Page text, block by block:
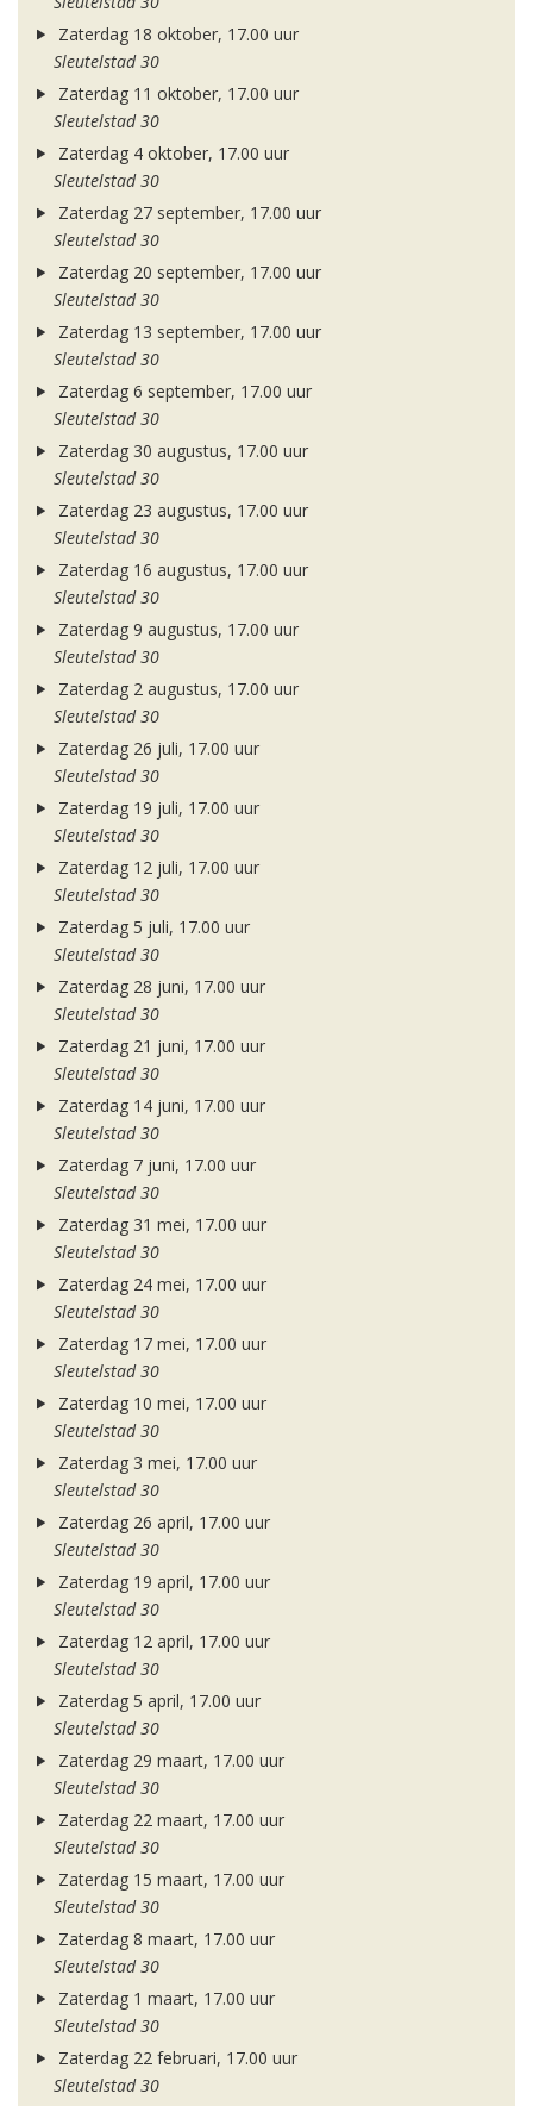
Zaterdag 18 oktober, 17.00 uur
Sleutelstad 30
Zaterdag 11 oktober, 17.00 uur
Sleutelstad 30
Zaterdag 4 oktober, 17.00 uur
Sleutelstad 30
Zaterdag 27 september, 17.00 uur
Sleutelstad 30
Zaterdag 20 september, 17.00 uur
Sleutelstad 30
Zaterdag 13 september, 17.00 uur
Sleutelstad 30
Zaterdag 6 september, 17.00 uur
Sleutelstad 30
Zaterdag 30 augustus, 17.00 uur
Sleutelstad 30
Zaterdag 23 augustus, 17.00 uur
Sleutelstad 30
Zaterdag 16 augustus, 17.00 uur
Sleutelstad 30
Zaterdag 9 augustus, 17.00 uur
Sleutelstad 30
Zaterdag 2 augustus, 17.00 uur
Sleutelstad 30
Zaterdag 26 juli, 17.00 uur
Sleutelstad 30
Zaterdag 19 juli, 17.00 uur
Sleutelstad 30
Zaterdag 12 juli, 17.00 uur
Sleutelstad 30
Zaterdag 5 juli, 17.00 uur
Sleutelstad 30
Zaterdag 28 juni, 17.00 uur
Sleutelstad 30
Zaterdag 21 juni, 17.00 uur
Sleutelstad 30
Zaterdag 14 juni, 17.00 uur
Sleutelstad 30
Zaterdag 7 juni, 17.00 uur
Sleutelstad 30
Zaterdag 31 mei, 17.00 uur
Sleutelstad 30
Zaterdag 24 mei, 17.00 uur
Sleutelstad 30
Zaterdag 17 mei, 17.00 uur
Sleutelstad 30
Zaterdag 10 mei, 17.00 uur
Sleutelstad 30
Zaterdag 3 mei, 17.00 uur
Sleutelstad 30
Zaterdag 26 april, 17.00 uur
Sleutelstad 30
Zaterdag 19 april, 17.00 uur
Sleutelstad 30
Zaterdag 12 april, 17.00 uur
Sleutelstad 30
Zaterdag 5 april, 17.00 uur
Sleutelstad 30
Zaterdag 29 maart, 17.00 uur
Sleutelstad 30
Zaterdag 22 maart, 17.00 uur
Sleutelstad 30
Zaterdag 15 maart, 17.00 uur
Sleutelstad 30
Zaterdag 8 maart, 17.00 uur
Sleutelstad 30
Zaterdag 1 maart, 17.00 uur
Sleutelstad 30
Zaterdag 22 februari, 17.00 uur
Sleutelstad 30